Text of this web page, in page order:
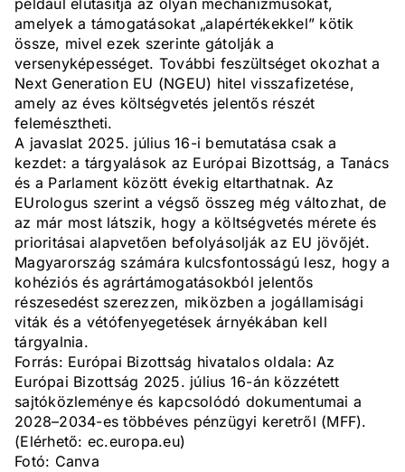
például elutasítja az olyan mechanizmusokat,
amelyek a támogatásokat „alapértékekkel” kötik
össze, mivel ezek szerinte gátolják a
versenyképességet. További feszültséget okozhat a
Next Generation EU (NGEU) hitel visszafizetése,
amely az éves költségvetés jelentős részét
felemésztheti.
A javaslat 2025. július 16-i bemutatása csak a
kezdet: a tárgyalások az Európai Bizottság, a Tanács
és a Parlament között évekig eltarthatnak. Az
EUrologus szerint a végső összeg még változhat, de
az már most látszik, hogy a költségvetés mérete és
prioritásai alapvetően befolyásolják az EU jövőjét.
Magyarország számára kulcsfontosságú lesz, hogy a
kohéziós és agrártámogatásokból jelentős
részesedést szerezzen, miközben a jogállamisági
viták és a vétófenyegetések árnyékában kell
tárgyalnia.
Forrás: Európai Bizottság hivatalos oldala: Az
Európai Bizottság 2025. július 16-án közzétett
sajtóközleménye és kapcsolódó dokumentumai a
2028–2034-es többéves pénzügyi keretről (MFF).
(Elérhető: ec.europa.eu)
Fotó: Canva